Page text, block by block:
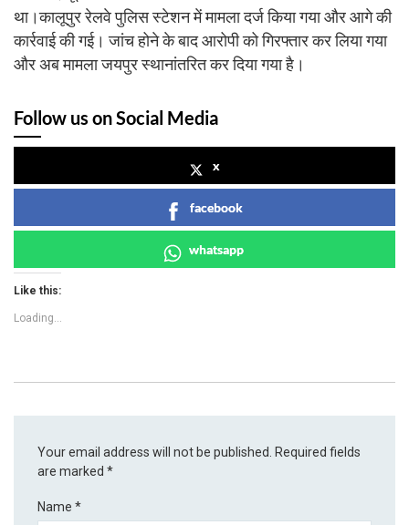
था।कालूपुर रेलवे पुलिस स्टेशन में मामला दर्ज किया गया और आगे की
कार्रवाई की गई। जांच होने के बाद आरोपी को गिरफ्तार कर लिया गया
और अब मामला जयपुर स्थानांतरित कर दिया गया है।
Follow us on Social Media
x
facebook
whatsapp
Like this:
Loading...
Your email address will not be published. Required fields
are marked*
Name*